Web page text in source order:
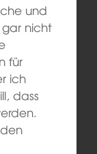
und
nicht
für
ich
dass